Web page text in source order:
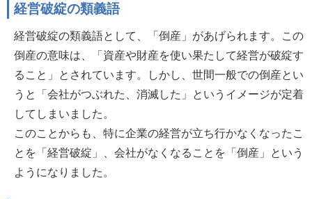
経営破綻の類義語
経営破綻の類義語として、「倒産」があげられます。この
倒産の意味は、「資産や財産を使い果たして経営が破綻す
ること」とされています。しかし、世間一般での倒産とい
うと「会社がつぶれた、消滅した」というイメージが定着
してしまいました。
このことからも、特に企業の経営が立ち行かなくなったこ
とを「経営破綻」、会社がなくなることを「倒産」という
ようになりました。